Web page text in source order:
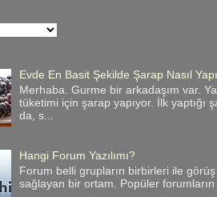
Evde En Basit Şekilde Şarap Nasıl
Merhaba. Gurme bir arkadaşım var.
tüketimi için şarap yapıyor. İlk yaptığı
da, s...
Hangi Forum Yazılımı?
Forum belli grupların birbirleri ile
sağlayan bir ortam. Popüler forumların